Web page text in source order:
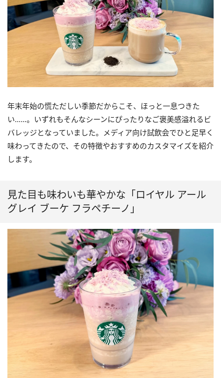
年末年始の慌ただしい季節だからこそ、ほっと一息つきた
い……。いずれもそんなシーンにぴったりなご褒美感溢れるビ
バレッジとなっていました。メディア向け試飲会でひと足早く
味わってきたので、その特徴やおすすめのカスタマイズを紹介
します。
見た目も味わいも華やかな「ロイヤル アール
グレイ ブーケ フラペチーノ」